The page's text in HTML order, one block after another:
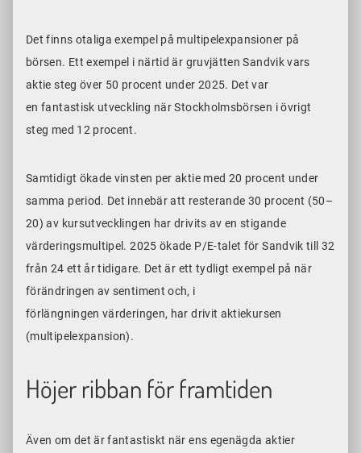
Det finns otaliga exempel på multipelexpansioner på
börsen. Ett exempel i närtid är gruvjätten Sandvik vars
aktie steg över 50 procent under 2025. Det var
en fantastisk utveckling när Stockholmsbörsen i övrigt
steg med 12 procent.
Samtidigt ökade vinsten per aktie med 20 procent under
samma period. Det innebär att resterande 30 procent (50–
20) av kursutvecklingen har drivits av en stigande
värderingsmultipel. 2025 ökade P/E-talet för Sandvik till 32
från 24 ett år tidigare. Det är ett tydligt exempel på när
förändringen av sentiment och, i
förlängningen värderingen, har drivit aktiekursen
(multipelexpansion).
Höjer ribban för framtiden
Även om det är fantastiskt när ens egenägda aktier